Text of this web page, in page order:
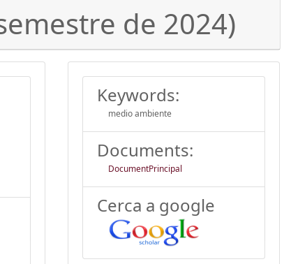
de 2024)
Keywords:
medio ambiente
Documents:
DocumentPrincipal
Cerca a google